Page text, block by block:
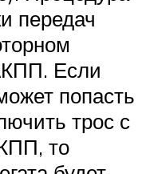
передач
Если
попасть
трос с
то